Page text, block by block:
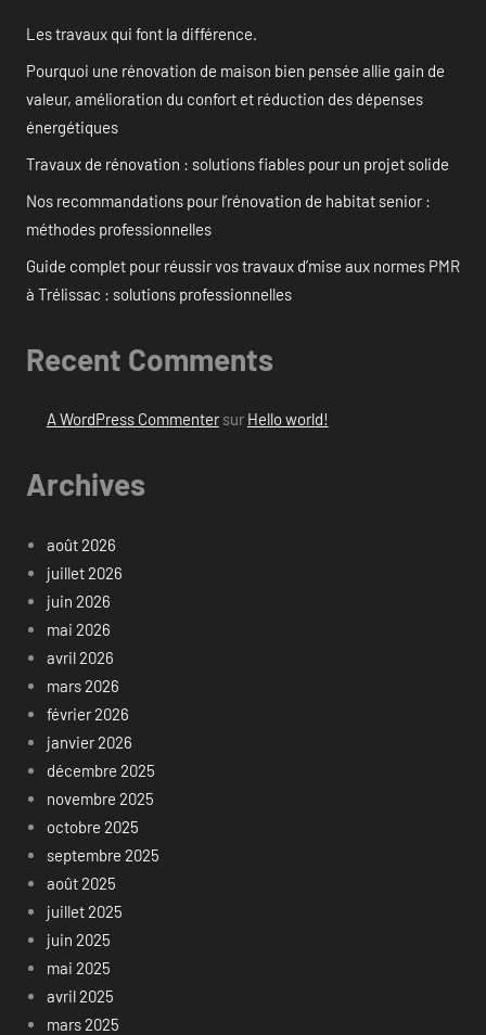
Les travaux qui font la différence.
Pourquoi une rénovation de maison bien pensée allie gain de
valeur, amélioration du confort et réduction des dépenses
énergétiques
Travaux de rénovation : solutions fiables pour un projet solide
Nos recommandations pour l’rénovation de habitat senior :
méthodes professionnelles
Guide complet pour réussir vos travaux d’mise aux normes PMR
à Trélissac : solutions professionnelles
Recent Comments
A WordPress Commentersur Hello world!
Archives
août 2026
juillet 2026
juin 2026
mai 2026
avril 2026
mars 2026
février 2026
janvier 2026
décembre 2025
novembre 2025
octobre 2025
septembre 2025
août 2025
juillet 2025
juin 2025
mai 2025
avril 2025
mars 2025